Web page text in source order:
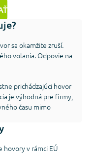
sa okamžite zruší.
volania. Odpovie na
prichádzajúci hovor
je výhodná pre firmy,
času mimo
hovory v rámci EÚ